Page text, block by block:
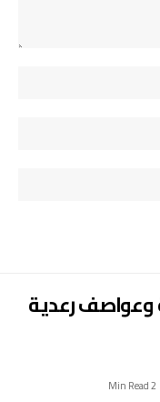
وعواصف رعدية
2 Min Read